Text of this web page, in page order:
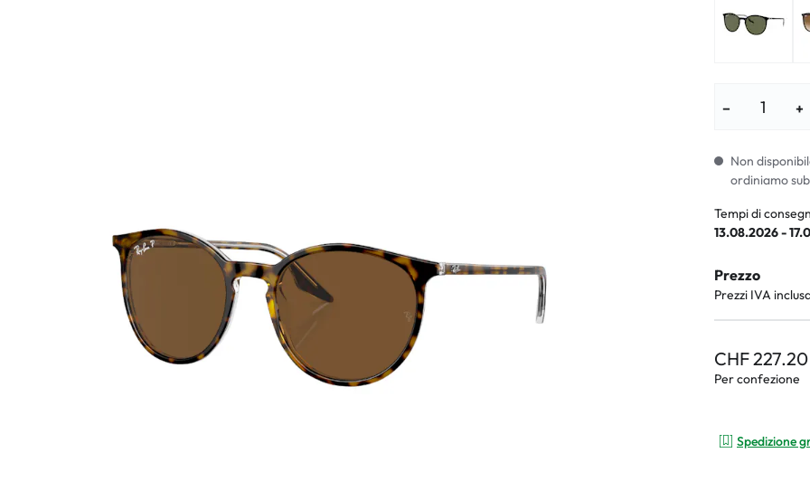
Proclear
Sintomi
− +
Non
ordiniamo
Tempi di
13.08.2026 -
Prezzo
Prezzi IVA
CHF 227.20
Per confezione
Spedizione